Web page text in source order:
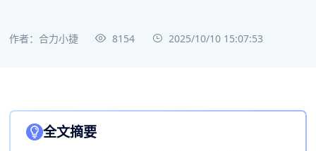
作者：合力小捷 8154 2025/10/10 15:07:53
全文摘要